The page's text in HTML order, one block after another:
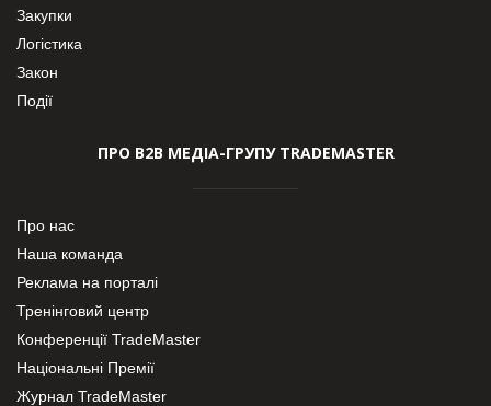
Закупки
Логістика
Закон
Події
ПРО В2В МЕДІА-ГРУПУ TRADEMASTER
Про нас
Наша команда
Реклама на порталі
Тренінговий центр
Конференції TradeMaster
Національні Премії
Журнал TradeMaster